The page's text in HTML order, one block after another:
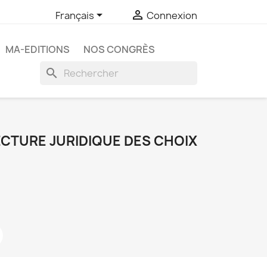
Français  Connexion
MA-EDITIONS NOS CONGRÈS
search
JURIDIQUE DES CHOIX